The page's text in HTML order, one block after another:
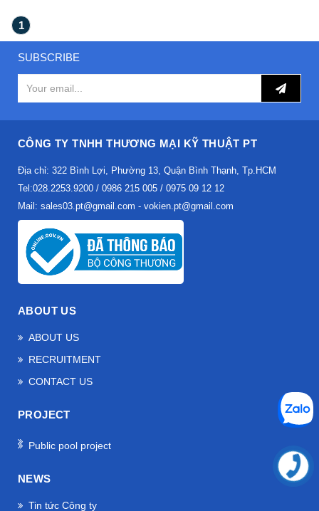
1
SUBSCRIBE
CÔNG TY TNHH THƯƠNG MẠI KỸ THUẬT PT
Địa chỉ: 322 Bình Lợi, Phường 13, Quận Bình Thạnh, Tp.HCM
Tel:028.2253.9200 / 0986 215 005 / 0975 09 12 12
Mail: sales03.pt@gmail.com - vokien.pt@gmail.com
ABOUT US
ABOUT US
RECRUITMENT
CONTACT US
PROJECT
Public pool project
NEWS
Tin tức Công ty